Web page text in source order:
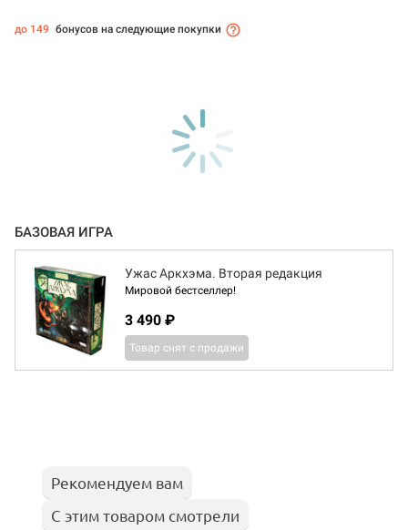
до 149 бонусов на следующие покупки
БАЗОВАЯ ИГРА
Ужас Аркхэма. Вторая редакция
Мировой бестселлер!
3 490 ₽
Товар снят с продажи
Рекомендуем вам
С этим товаром смотрели